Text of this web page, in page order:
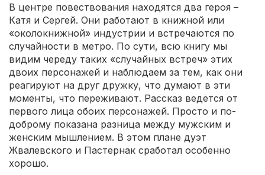
В центре повествования находятся два героя –
Катя и Сергей. Они работают в книжной или
«околокнижной» индустрии и встречаются по
случайности в метро. По сути, всю книгу мы
видим череду таких «случайных встреч» этих
двоих персонажей и наблюдаем за тем, как они
реагируют на друг дружку, что думают в эти
моменты, что переживают. Рассказ ведется от
первого лица обоих персонажей. Просто и по-
доброму показана разница между мужским и
женским мышлением. В этом плане дуэт
Жвалевского и Пастернак сработал особенно
хорошо.